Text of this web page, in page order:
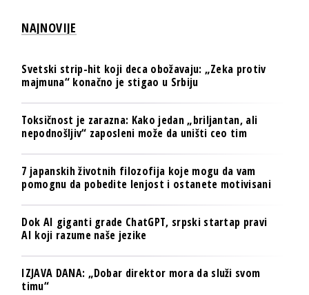
NAJNOVIJE
Svetski strip-hit koji deca obožavaju: „Zeka protiv
majmuna“ konačno je stigao u Srbiju
Toksičnost je zarazna: Kako jedan „briljantan, ali
nepodnošljiv“ zaposleni može da uništi ceo tim
7 japanskih životnih filozofija koje mogu da vam
pomognu da pobedite lenjost i ostanete motivisani
Dok AI giganti grade ChatGPT, srpski startap pravi
AI koji razume naše jezike
IZJAVA DANA: „Dobar direktor mora da služi svom
timu“